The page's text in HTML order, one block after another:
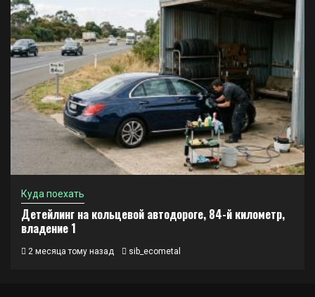
Куда поехать
Детейлинг на кольцевой автодороге, 84-й километр,
владение 1
2 месяца тому назад sib_ecometal